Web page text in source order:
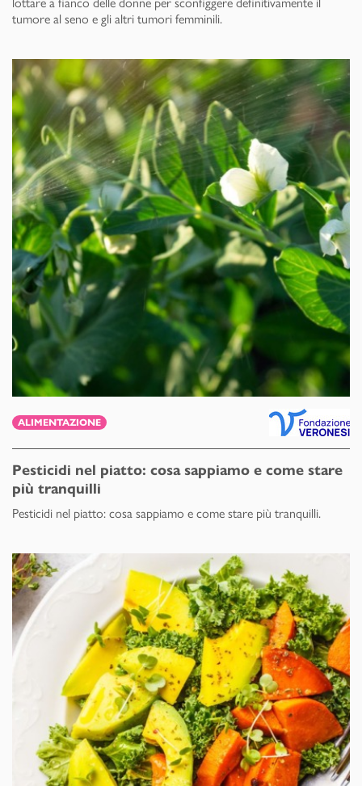
tumore al seno e gli altri tumori femminili.
ALIMENTAZIONE
Pesticidi nel piatto: cosa sappiamo e come stare
più tranquilli
Pesticidi nel piatto: cosa sappiamo e come stare più tranquilli.